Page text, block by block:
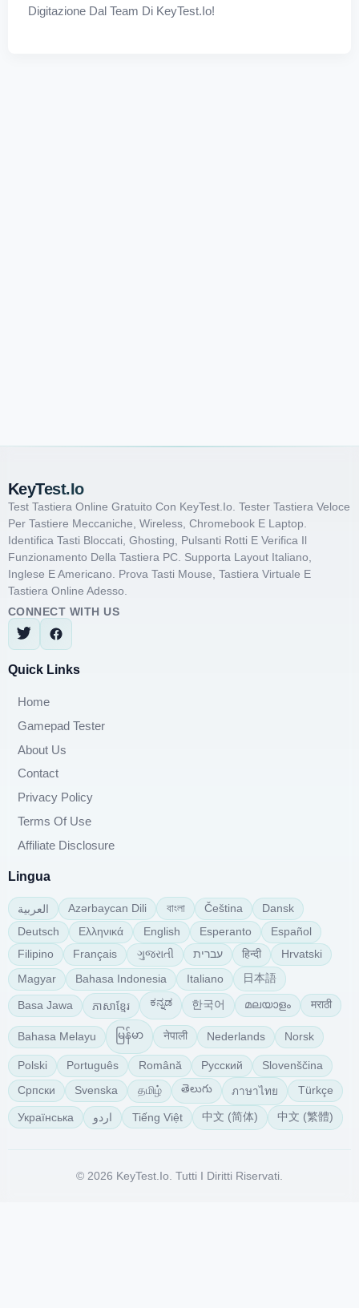
Digitazione Dal Team Di KeyTest.io!
KeyTest.io
Test Tastiera Online Gratuito Con KeyTest.io. Tester Tastiera Veloce
Per Tastiere Meccaniche, Wireless, Chromebook E Laptop.
Identifica Tasti Bloccati, Ghosting, Pulsanti Rotti E Verifica Il
Funzionamento Della Tastiera PC. Supporta Layout Italiano,
Inglese E Americano. Prova Tasti Mouse, Tastiera Virtuale E
Tastiera Online Adesso.
CONNECT WITH US
Quick Links
Home
Gamepad Tester
About Us
Contact
Privacy Policy
Terms Of Use
Affiliate Disclosure
Lingua
العربية Azərbaycan Dili বাংলা Čeština
Dansk
Deutsch
Ελληνικά English Esperanto
Español
Filipino
Français ગુજરાતી עברית हिन्दी Hrvatski
Magyar Bahasa Indonesia Italiano 日本語
Basa Jawa ភាសាខ្មែរ ಕನ್ನಡ 한국어 മലയാളം मराठी
Bahasa Melayu မြန်မာ नेपाली Nederlands Norsk
Polski Português Română Русский Slovenščina
Српски Svenska தமிழ் తెలుగు ภาษาไทย Türkçe
Українська اردو Tiếng Việt 中文 (简体) 中文 (繁體)
© 2026 KeyTest.io. Tutti I Diritti Riservati.